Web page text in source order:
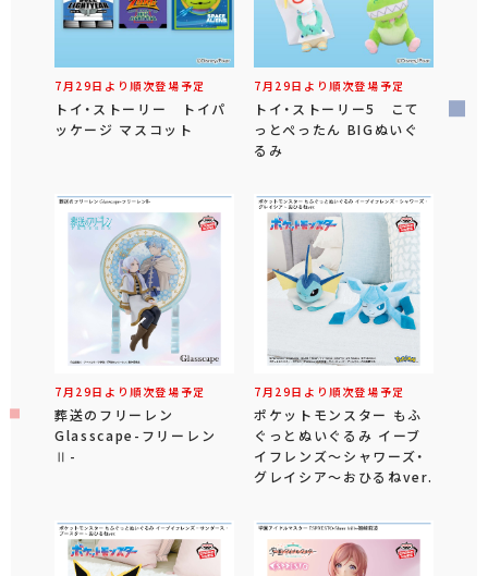
7月29日より順次登場予定
トイ・ストーリー トイパ
ッケージ マスコット
7月29日より順次登場予定
トイ・ストーリー5 こて
っとぺったん BIGぬいぐ
るみ
7月29日より順次登場予定
葬送のフリーレン
Glasscape-フリーレン
Ⅱ-
7月29日より順次登場予定
ポケットモンスター もふ
ぐっとぬいぐるみ イーブ
イフレンズ～シャワーズ・
グレイシア～おひるねver.